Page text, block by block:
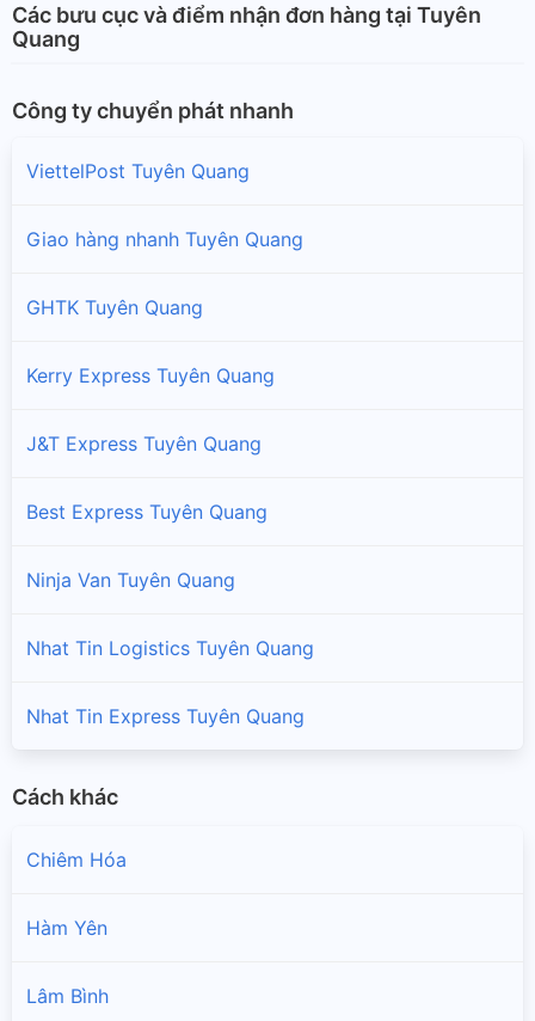
Các bưu cục và điểm nhận đơn hàng tại Tuyên
Quang
Công ty chuyển phát nhanh
ViettelPost Tuyên Quang
Giao hàng nhanh Tuyên Quang
GHTK Tuyên Quang
Kerry Express Tuyên Quang
J&T Express Tuyên Quang
Best Express Tuyên Quang
Ninja Van Tuyên Quang
Nhat Tin Logistics Tuyên Quang
Nhat Tin Express Tuyên Quang
Cách khác
Chiêm Hóa
Hàm Yên
Lâm Bình